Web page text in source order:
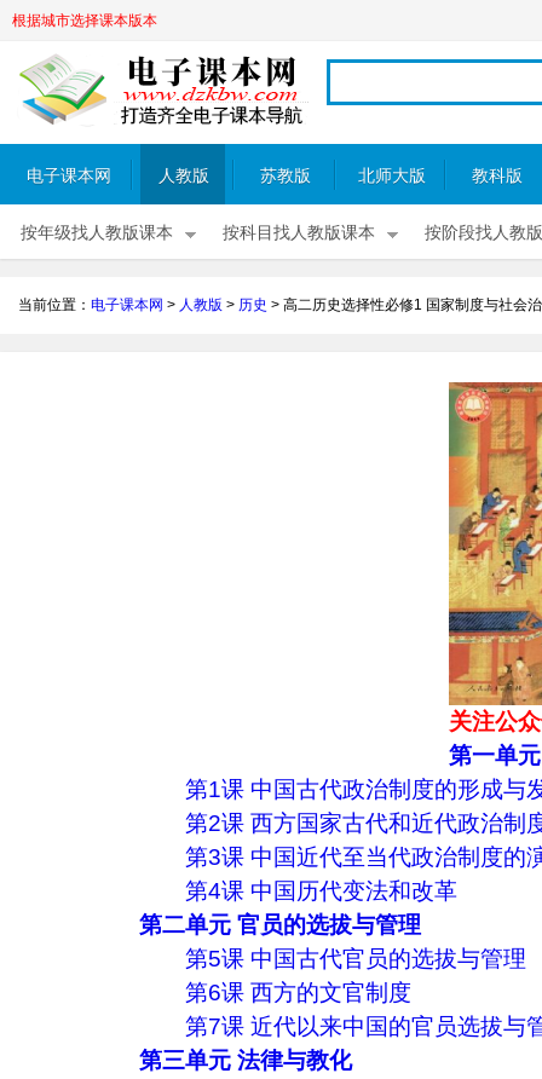
根据城市选择课本版本
电子课本网 人教版 苏教版 北师大版 教科版
按年级找人教版课本 按科目找人教版课本 按阶段找人教
当前位置： 电子课本网 > 人教版 > 历史 > 高二历史选择性必修1 国家制度与社会
关注公
第一单
第1课 中国古代政治制度的形成与
第2课 西方国家古代和近代政治制
第3课 中国近代至当代政治制度的
第4课 中国历代变法和改革
第二单元 官员的选拔与管理
第5课 中国古代官员的选拔与管理
第6课 西方的文官制度
第7课 近代以来中国的官员选拔与
第三单元 法律与教化